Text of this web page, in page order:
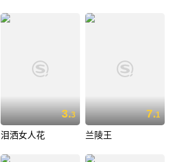
3.3
泪洒女人花
7.1
兰陵王